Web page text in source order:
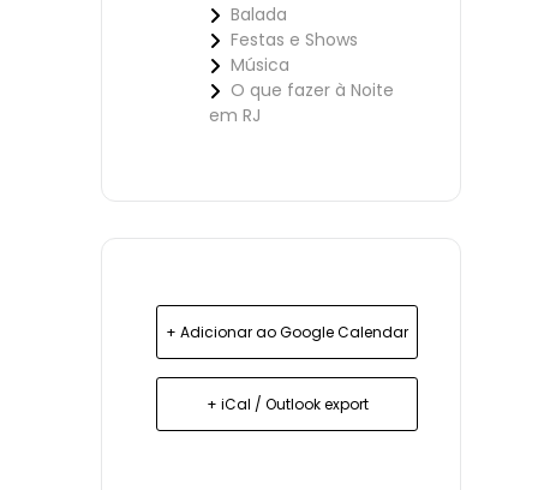
Balada
Festas e Shows
Música
O que fazer à Noite
em RJ
+ Adicionar ao Google Calendar
+ iCal / Outlook export